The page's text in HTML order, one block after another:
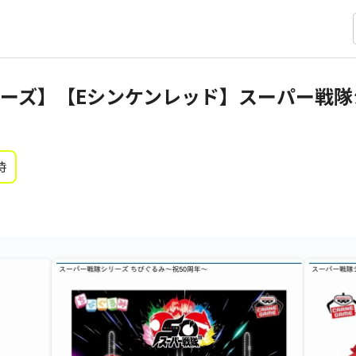
ズ】【Eシンケンレッド】スーパー戦